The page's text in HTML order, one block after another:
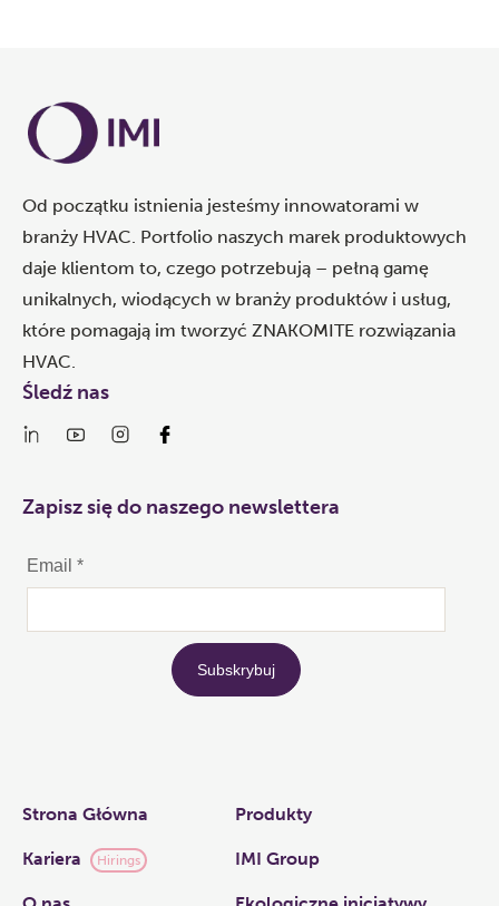
Od początku istnienia jesteśmy innowatorami w
branży HVAC. Portfolio naszych marek produktowych
daje klientom to, czego potrzebują – pełną gamę
unikalnych, wiodących w branży produktów i usług,
które pomagają im tworzyć ZNAKOMITE rozwiązania
HVAC.
Links
Strona Główna Produkty
Kariera Hirings IMI Group
Śledź nas
Zapisz się do naszego newslettera